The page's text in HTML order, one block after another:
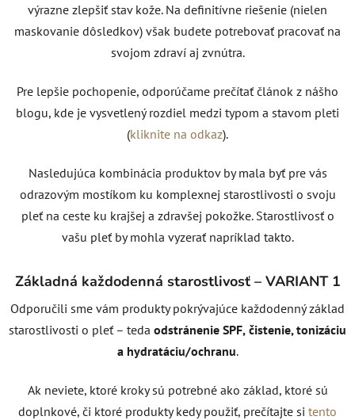
výrazne zlepšiť stav kože. Na definitívne riešenie (nielen
maskovanie dôsledkov) však budete potrebovať pracovať na
svojom zdraví aj zvnútra.
Pre lepšie pochopenie, odporúčame prečítať článok z nášho
blogu, kde je vysvetlený rozdiel medzi typom a stavom pleti
(kliknite na odkaz).
Nasledujúca kombinácia produktov by mala byť pre vás
odrazovým mostíkom ku komplexnej starostlivosti o svoju
pleť na ceste ku krajšej a zdravšej pokožke. Starostlivosť o
vašu pleť by mohla vyzerať napríklad takto.
Základná každodenná starostlivosť – VARIANT 1
Odporučili sme vám produkty pokrývajúce každodenný základ
starostlivosti o pleť – teda odstránenie SPF, čistenie, tonizáciu
a hydratáciu/ochranu.
Ak neviete, ktoré kroky sú potrebné ako základ, ktoré sú
doplnkové, či ktoré produkty kedy použiť, prečítajte si tento